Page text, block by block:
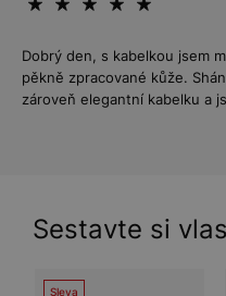
Dobrý den, s kabelkou jsem
pěkně zpracované kůže.
zároveň elegantní kabelku a
Sestavte si
Sleva